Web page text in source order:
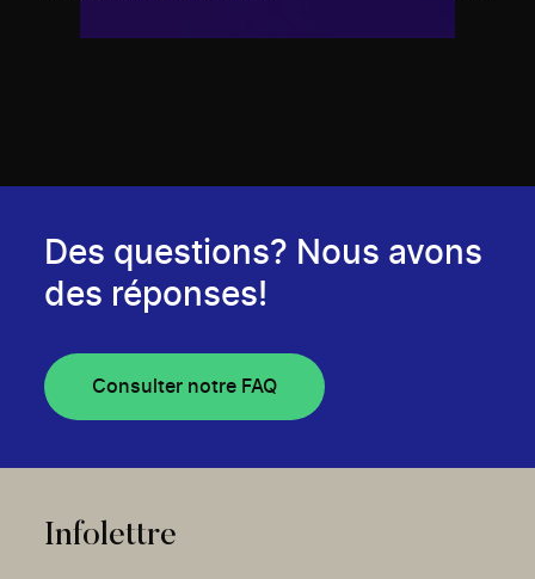
Des questions? Nous avons
des réponses!
Consulter notre FAQ
Infolettre